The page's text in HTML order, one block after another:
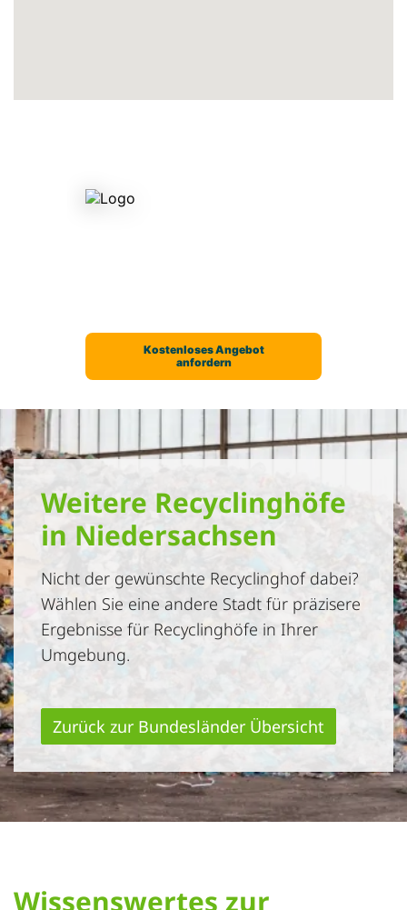
Weitere Recyclinghöfe
in Niedersachsen
Nicht der gewünschte Recyclinghof dabei?
Wählen Sie eine andere Stadt für präzisere
Ergebnisse für Recyclinghöfe in Ihrer
Umgebung.
Zurück zur Bundesländer Übersicht
Wissenswertes zur